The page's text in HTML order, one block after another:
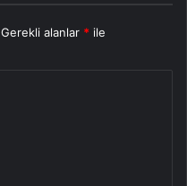
Gerekli alanlar * ile